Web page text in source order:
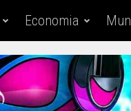
Economia